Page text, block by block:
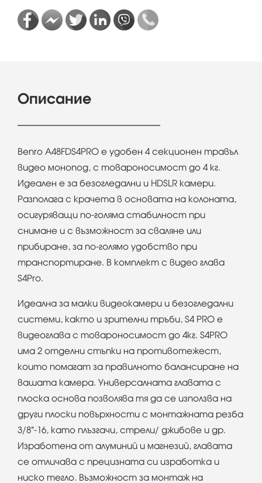
Описание
Benro A48FDS4PRO е удобен 4 секционен травъл
видео монопод, с товароносимост до 4 кг.
Идеален е за безогледални и HDSLR камери.
Разполага с крачета в основата на колоната,
осигуряващи по-голяма стабилност при
снимане и с възможност за сваляне или
прибиране, за по-голямо удобство при
транспортиране. В комплект с видео глава
S4Pro.
Идеална за малки видеокамери и безогледални
системи, както и зрителни тръби, S4 PRO е
видеоглава с товароносимост до 4кг. S4PRO
има 2 отделни стъпки на противотежест,
които помагат за правилното балансиране на
вашата камера. Универсалната главата с
плоска основа позволява тя да се използва на
други плоски повърхности с монтажната резба
3/8"-16, като плъзгачи, стрели/ джибове и др.
Изработена от алуминий и магнезий, главата
се отличава с прецизната си изработка и
ниско тегло. Възможност за монтаж на